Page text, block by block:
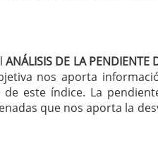
ANÁLISIS DE LA PENDIENTE
nos aporta
este índice. La
que nos aporta la